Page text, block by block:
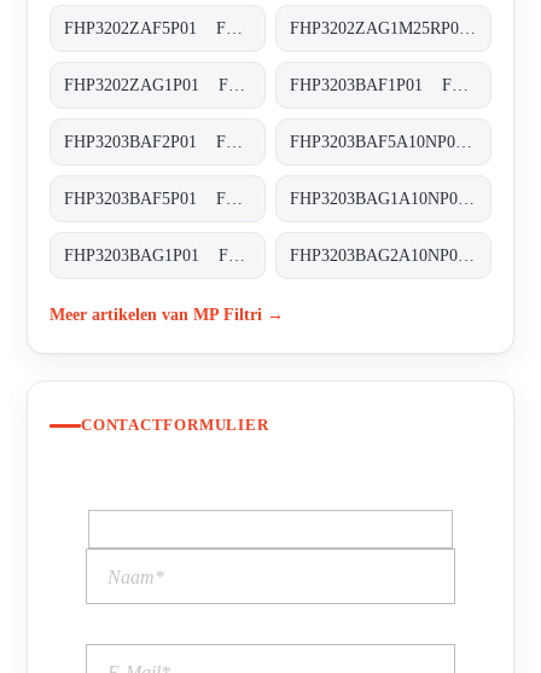
Meer artikelen van MP Filtri →
CONTACTFORMULIER